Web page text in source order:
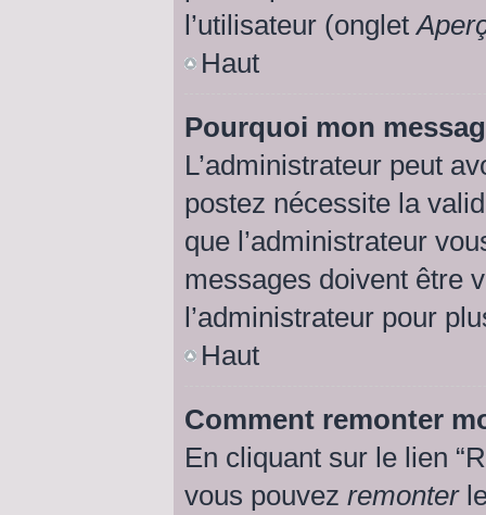
l’utilisateur (onglet
Haut
Pourquoi mon
L’administrateur peut
postez nécessite la
que l’administrateur
messages doivent être
l’administrateur pour
Haut
Comment remonter
En cliquant sur le lien
vous pouvez remonter